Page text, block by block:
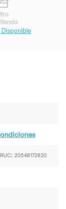
Disponible
20548172820